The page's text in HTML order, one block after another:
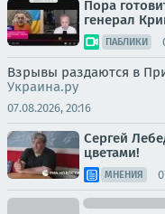
Пора
генерал
ПАБЛИКИ
Взрывы раздаются в
Украина.ру
07.08.2026, 20:16
Сергей
цветами!
МНЕНИЯ